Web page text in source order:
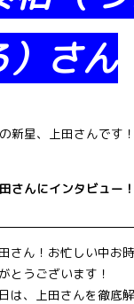
）さん
新星、上田さんです！
さんにインタビュー！
田さん！お忙しい中お
とうございます！
は、上田さんを徹底